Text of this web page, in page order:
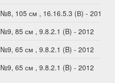
№8, 105 см , 16.16.5.3 (В) - 2012
№9, 85 см , 9.8.2.1 (B) - 2012
№9, 65 см , 9.8.2.1 (B) - 2012
№9, 65 см , 9.8.2.1 (B) - 2012